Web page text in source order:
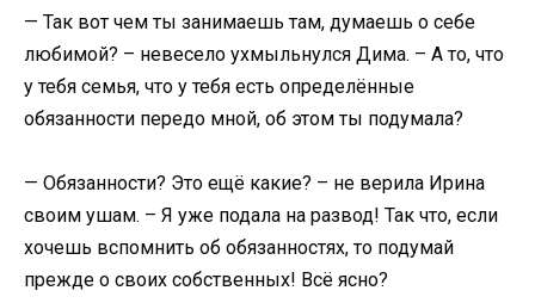
— Так вот чем ты занимаешь там, думаешь о себе
любимой? – невесело ухмыльнулся Дима. – А то, что
у тебя семья, что у тебя есть определённые
обязанности передо мной, об этом ты подумала?
— Обязанности? Это ещё какие? – не верила Ирина
своим ушам. – Я уже подала на развод! Так что, если
хочешь вспомнить об обязанностях, то подумай
прежде о своих собственных! Всё ясно?